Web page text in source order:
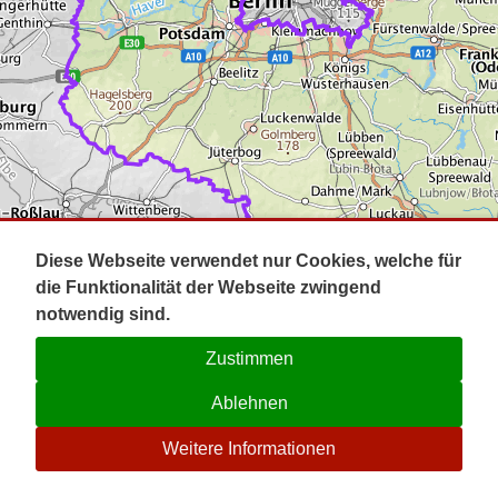
Impressum
Kontakt
☉
Diese Webseite verwendet nur Cookies, welche für
die Funktionalität der Webseite zwingend
notwendig sind.
Zustimmen
Ablehnen
Weitere Informationen